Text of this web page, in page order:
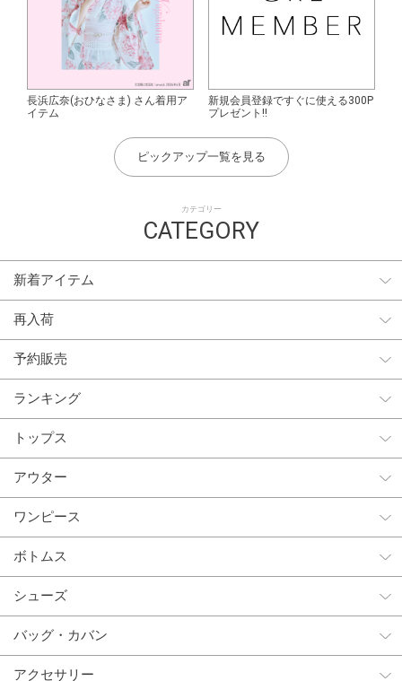
カテゴリー
CATEGORY
新着アイテム
再入荷
予約販売
ランキング
トップス
アウター
ワンピース
ボトムス
シューズ
バッグ・カバン
アクセサリー
長浜広奈(おひなさま) さん着用ア
イテム
新規会員登録ですぐに使える300P
プレゼント!!
ピックアップ一覧を見る